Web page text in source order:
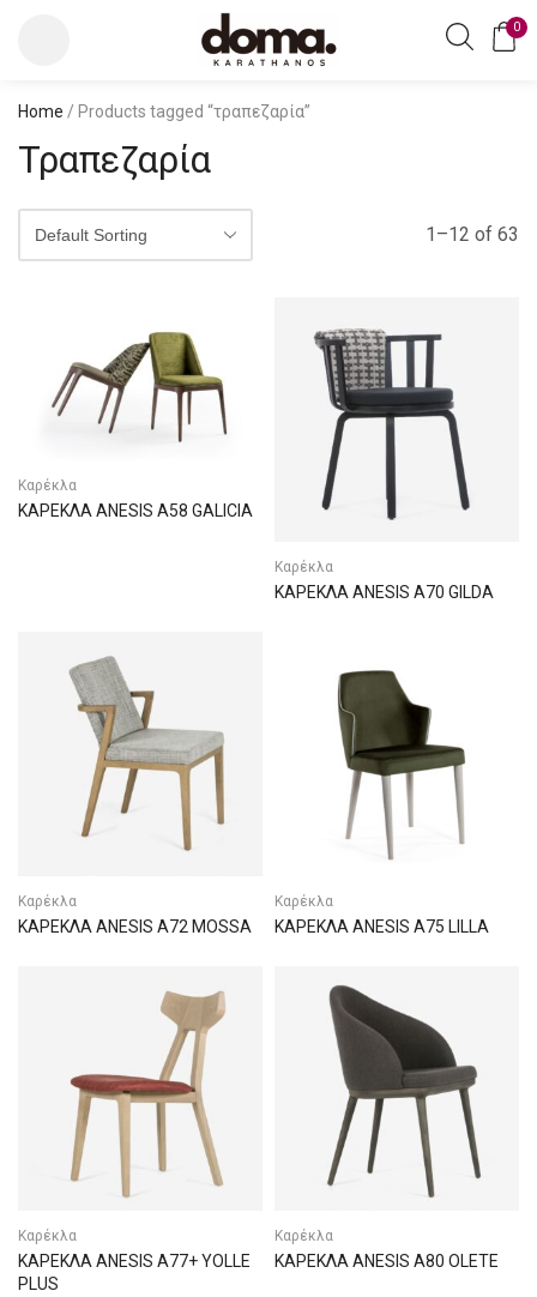
0
Home / Products tagged “τραπεζαρία”
Τραπεζαρία
1–12 of 63
Καρέκλα
ΚΑΡΕΚΛΑ ANESIS A58 GALICIA
Καρέκλα
ΚΑΡΕΚΛΑ ANESIS A70 GILDA
Καρέκλα
ΚΑΡΕΚΛΑ ANESIS A72 MOSSA
Καρέκλα
ΚΑΡΕΚΛΑ ANESIS A75 LILLA
Καρέκλα
ΚΑΡΕΚΛΑ ANESIS A77+ YOLLE
PLUS
Καρέκλα
ΚΑΡΕΚΛΑ ANESIS A80 OLETE